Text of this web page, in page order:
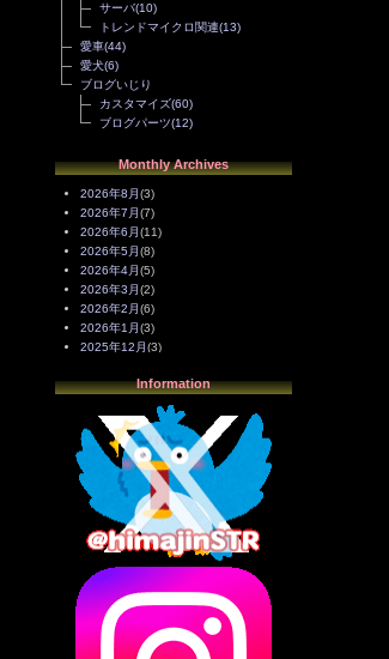
サーバ(10)
トレンドマイクロ関連(13)
愛車(44)
愛犬(6)
ブログいじり
カスタマイズ(60)
ブログパーツ(12)
Monthly Archives
2026年8月(3)
2026年7月(7)
2026年6月(11)
2026年5月(8)
2026年4月(5)
2026年3月(2)
2026年2月(6)
2026年1月(3)
2025年12月(3)
2025年10月(3)
2025年8月 (3)
2025年7月(2)
2025年6月(1)
2025年5月
(7)
2025年4月(2)
2025年3月 (8)
2025年2月(10)
2025年1月
2024年12月
2024年11月(13)
2024年10月
2024年9月 (14)
2024年8月 (13)
Information